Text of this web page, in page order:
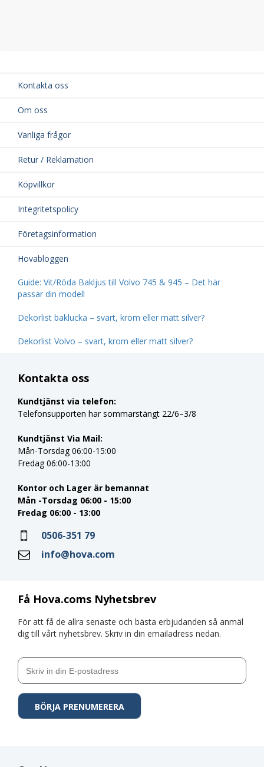
Kontakta oss
Om oss
Vanliga frågor
Retur / Reklamation
Köpvillkor
Integritetspolicy
Företagsinformation
Hovabloggen
Guide: Vit/Röda Bakljus till Volvo 745 & 945 – Det här
passar din modell
Dekorlist baklucka – svart, krom eller matt silver?
Dekorlist Volvo – svart, krom eller matt silver?
Få Hova.coms Nyhetsbrev
För att få de allra senaste och bästa erbjudanden så anmäl
dig till vårt nyhetsbrev. Skriv in din emailadress nedan.
Kontakta oss
Kundtjänst via telefon:
Telefonsupporten har sommarstängt 22/6–3/8
Kundtjänst Via Mail:
Mån-Torsdag 06:00-15:00
Fredag 06:00-13:00
Kontor och Lager är bemannat
Mån -Torsdag 06:00 - 15:00
Fredag 06:00 - 13:00
0506-351 79
info@hova.com